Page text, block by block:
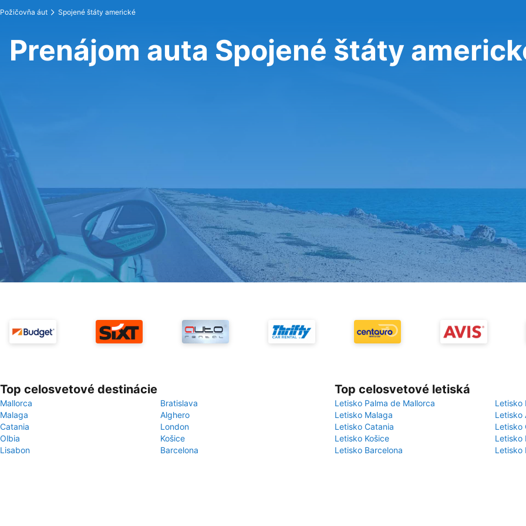
Požičovňa áut Spojené štáty americké
Prenájom auta Spojené štáty
Top celosvetové destinácie
Mallorca
Bratislava
Malaga
Alghero
Catania
London
Olbia
Košice
Lisabon
Barcelona
Top celosvetové letiská
Letisko Palma de Mallorca
Letisko
Letisko Malaga
Letisko
Letisko Catania
Letisko
Letisko Košice
Letisko
Letisko Barcelona
Letisko